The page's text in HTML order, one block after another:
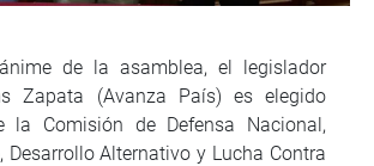
de la asamblea, el legislador
Zapata (Avanza País) es elegido
la Comisión de Defensa Nacional,
Desarrollo Alternativo y Lucha Contra